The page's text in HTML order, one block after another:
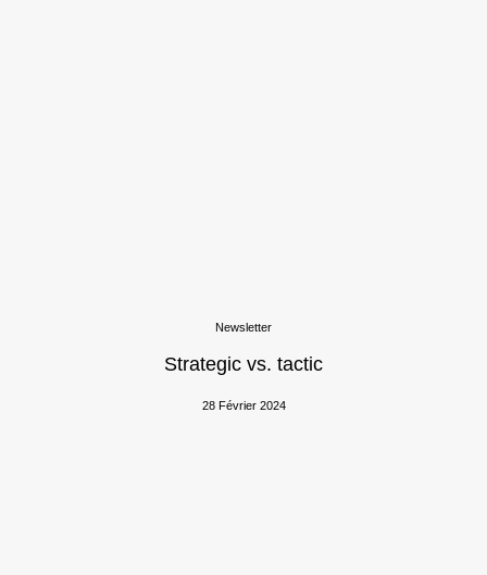
Newsletter
Strategic vs. tactic
28 Février 2024